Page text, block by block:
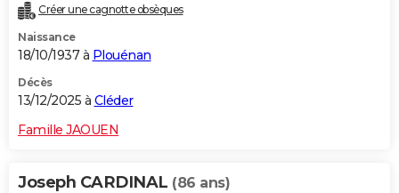
Créer une cagnotte obsèques
Naissance
18/10/1937 à Plouénan
Décès
13/12/2025 à Cléder
Famille JAOUEN
Joseph CARDINAL (86 ans)